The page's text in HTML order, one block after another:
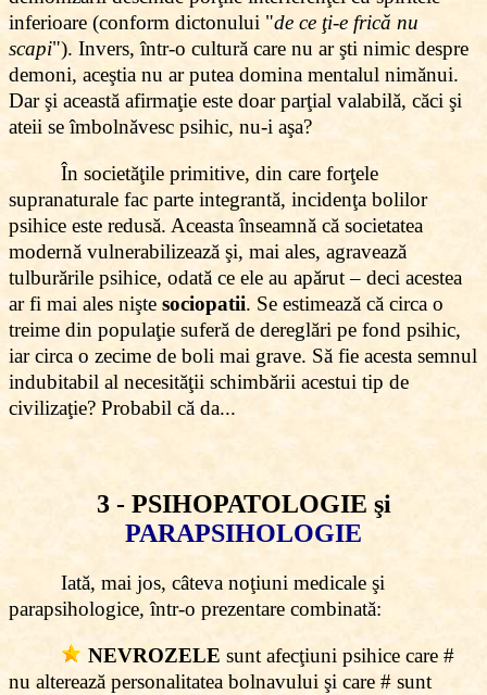
inferioare (conform dictonului "de ce ţi-e frică nu
scapi"). Invers, într-o cultură care nu ar şti nimic despre
demoni, aceştia nu ar putea domina mentalul nimănui.
Dar şi această afirmaţie este doar parţial valabilă, căci şi
ateii se îmbolnăvesc psihic, nu-i aşa?
În societăţile primitive, din care forţele
supranaturale fac parte integrantă, incidenţa bolilor
psihice este redusă. Aceasta înseamnă că societatea
modernă vulnerabilizează şi, mai ales, agravează
tulburările psihice, odată ce ele au apărut – deci acestea
ar fi mai ales nişte sociopatii. Se estimează că circa o
treime din populaţie suferă de dereglări pe fond psihic,
iar circa o zecime de boli mai grave. Să fie acesta semnul
indubitabil al necesităţii schimbării acestui tip de
civilizaţie? Probabil că da...
3 - PSIHOPATOLOGIE şi
PARAPSIHOLOGIE
Iată, mai jos, câteva noţiuni medicale şi
parapsihologice, într-o prezentare combinată:
NEVROZELE sunt afecţiuni psihice care #
nu alterează personalitatea bolnavului şi care # sunt